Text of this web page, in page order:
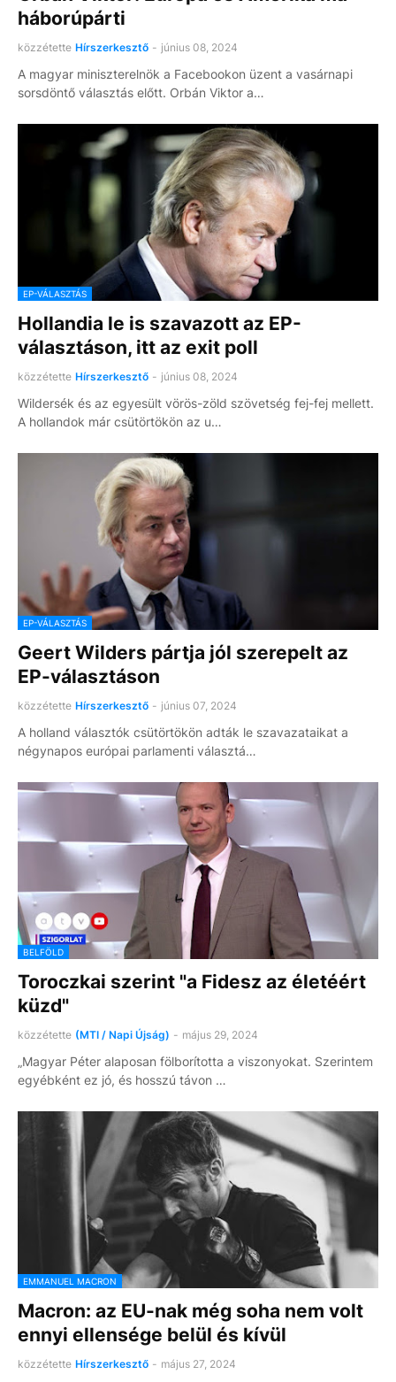
háborúpárti
közzétette Hírszerkesztő - június 08, 2024
A magyar miniszterelnök a Facebookon üzent a vasárnapi
sorsdöntő választás előtt. Orbán Viktor a…
EP-VÁLASZTÁS
Hollandia le is szavazott az EP-
választáson, itt az exit poll
közzétette Hírszerkesztő - június 08, 2024
Wildersék és az egyesült vörös-zöld szövetség fej-fej mellett.
A hollandok már csütörtökön az u…
EP-VÁLASZTÁS
Geert Wilders pártja jól szerepelt az
EP-választáson
közzétette Hírszerkesztő - június 07, 2024
A holland választók csütörtökön adták le szavazataikat a
négynapos európai parlamenti választá…
BELFÖLD
Toroczkai szerint "a Fidesz az életéért
küzd"
közzétette (MTI / Napi Újság) - május 29, 2024
„Magyar Péter alaposan fölborította a viszonyokat. Szerintem
egyébként ez jó, és hosszú távon …
EMMANUEL MACRON
Macron: az EU-nak még soha nem volt
ennyi ellensége belül és kívül
közzétette Hírszerkesztő - május 27, 2024